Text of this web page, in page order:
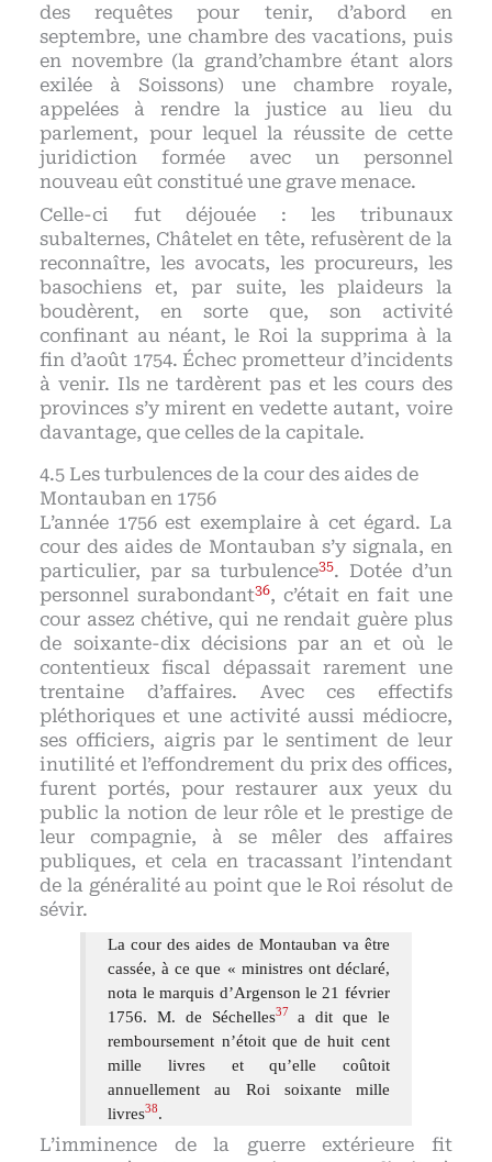
des requêtes pour tenir, d’abord en
septembre, une chambre des vacations, puis
en novembre (la grand’chambre étant alors
exilée à Soissons) une chambre royale,
appelées à rendre la justice au lieu du
parlement, pour lequel la réussite de cette
juridiction formée avec un personnel
nouveau eût constitué une grave menace.
Celle-ci fut déjouée : les tribunaux
subalternes, Châtelet en tête, refusèrent de la
reconnaître, les avocats, les procureurs, les
basochiens et, par suite, les plaideurs la
boudèrent, en sorte que, son activité
confinant au néant, le Roi la supprima à la
fin d’août 1754. Échec prometteur d’incidents
à venir. Ils ne tardèrent pas et les cours des
provinces s’y mirent en vedette autant, voire
davantage, que celles de la capitale.
Les turbulences de la cour des aides de
Montauban en 1756
L’année 1756 est exemplaire à cet égard. La
cour des aides de Montauban s’y signala, en
particulier, par sa turbulence35. Dotée d’un
personnel surabondant36, c’était en fait une
cour assez chétive, qui ne rendait guère plus
de soixante-dix décisions par an et où le
contentieux fiscal dépassait rarement une
trentaine d’affaires. Avec ces effectifs
pléthoriques et une activité aussi médiocre,
ses officiers, aigris par le sentiment de leur
inutilité et l’effondrement du prix des offices,
furent portés, pour restaurer aux yeux du
public la notion de leur rôle et le prestige de
leur compagnie, à se mêler des affaires
publiques, et cela en tracassant l’intendant
de la généralité au point que le Roi résolut de
sévir.
La cour des aides de Montauban va être
cassée, à ce que « ministres ont déclaré,
nota le marquis d’Argenson le 21 février
1756. M. de Séchelles37
a dit que le
remboursement n’étoit que de huit cent
mille livres et qu’elle coûtoit
annuellement au Roi soixante mille
livres38.
L’imminence de la guerre extérieure fit